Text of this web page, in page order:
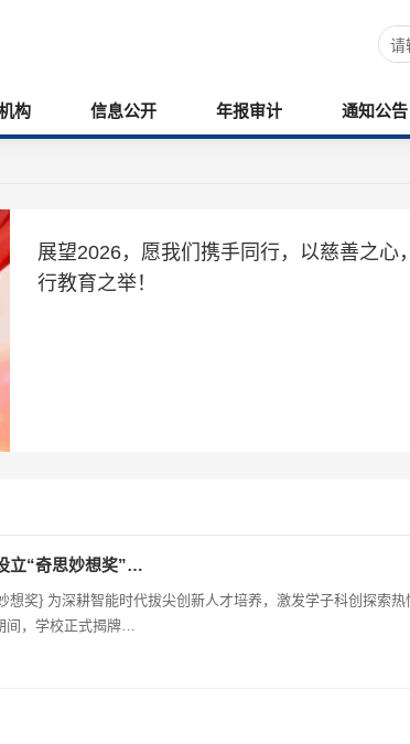
构 信息公开 年报审计 通知公告
展望2026，愿我们携手同行，以慈善之心，
行教育之举！
立“奇思妙想奖”…
间，学校正式揭牌…